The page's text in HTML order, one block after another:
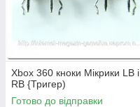
Xbox 360 кноки Мікрики LB і
RB {Тригер)
Готово до відправки